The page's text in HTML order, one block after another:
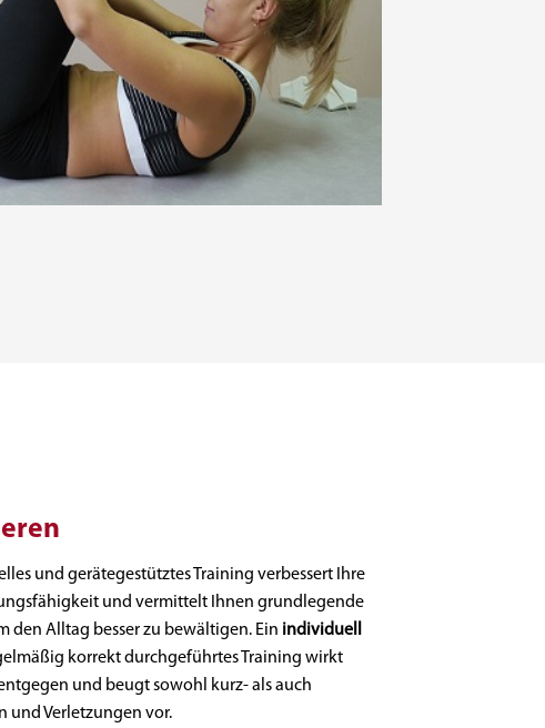
und gerätegestütztes Training verbessert Ihre
und vermittelt Ihnen grundlegende
den Alltag besser zu bewältigen. Ein individuell
korrekt durchgeführtes Training wirkt
und beugt sowohl kurz- als auch
und Verletzungen vor.